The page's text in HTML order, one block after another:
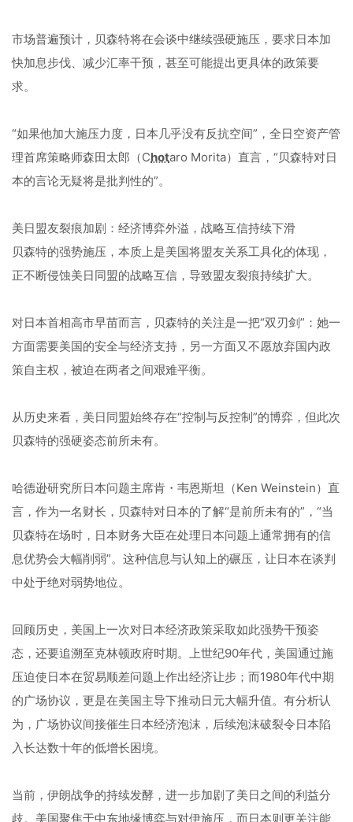
市场普遍预计，贝森特将在会谈中继续强硬施压，要求日本加
快加息步伐、减少汇率干预，甚至可能提出更具体的政策要
求。
“如果他加大施压力度，日本几乎没有反抗空间”，全日空资产管
理首席策略师森田太郎（Chotaro Morita）直言，“贝森特对日
本的言论无疑将是批判性的”。
美日盟友裂痕加剧：经济博弈外溢，战略互信持续下滑
贝森特的强势施压，本质上是美国将盟友关系工具化的体现，
正不断侵蚀美日同盟的战略互信，导致盟友裂痕持续扩大。
对日本首相高市早苗而言，贝森特的关注是一把“双刃剑”：她一
方面需要美国的安全与经济支持，另一方面又不愿放弃国内政
策自主权，被迫在两者之间艰难平衡。
从历史来看，美日同盟始终存在“控制与反控制”的博弈，但此次
贝森特的强硬姿态前所未有。
哈德逊研究所日本问题主席肯・韦恩斯坦（Ken Weinstein）直
言，作为一名财长，贝森特对日本的了解“是前所未有的”，“当
贝森特在场时，日本财务大臣在处理日本问题上通常拥有的信
息优势会大幅削弱”。这种信息与认知上的碾压，让日本在谈判
中处于绝对弱势地位。
回顾历史，美国上一次对日本经济政策采取如此强势干预姿
态，还要追溯至克林顿政府时期。上世纪90年代，美国通过施
压迫使日本在贸易顺差问题上作出经济让步；而1980年代中期
的广场协议，更是在美国主导下推动日元大幅升值。有分析认
为，广场协议间接催生日本经济泡沫，后续泡沫破裂令日本陷
入长达数十年的低增长困境。
当前，伊朗战争的持续发酵，进一步加剧了美日之间的利益分
歧。美国聚焦于中东地缘博弈与对伊施压，而日本则更关注能